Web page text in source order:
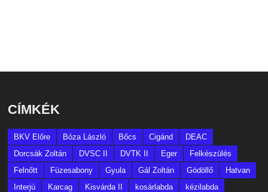
CÍMKÉK
BKV Előre Bóza László Bőcs Cigánd
DEAC
Dorcsák Zoltán
DVSC II DVTK II Eger
Felkészülés
Felnőtt
Füzesabony Gyula Gál Zoltán Gödöllő
Hatvan
Interjú
Karcag Kisvárda II kosárlabda
kézilabda